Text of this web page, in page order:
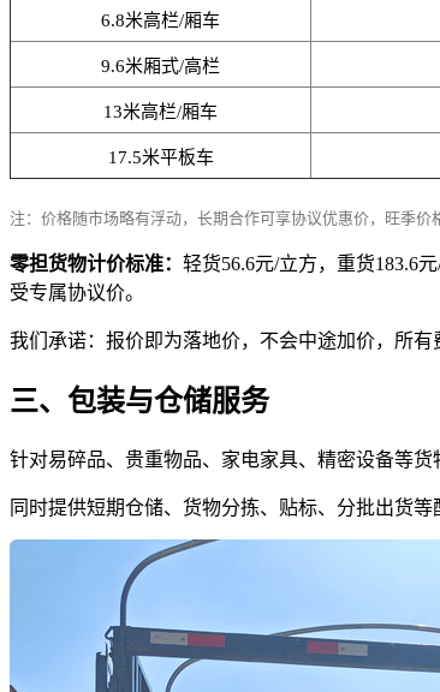
6.8米高栏/厢车
9.6米厢式/高栏
13米高栏/厢车
17.5米平板车
注：价格随市场略有浮动，长期合作可享协议优惠价，旺季价
零担货物计价标准： 轻货56.6元/立方，重货183.6
受专属协议价。
我们承诺：报价即为落地价，不会中途加价，所有
三、包装与仓储服务
针对易碎品、贵重物品、家电家具、精密设备等
同时提供短期仓储、货物分拣、贴标、分批出货